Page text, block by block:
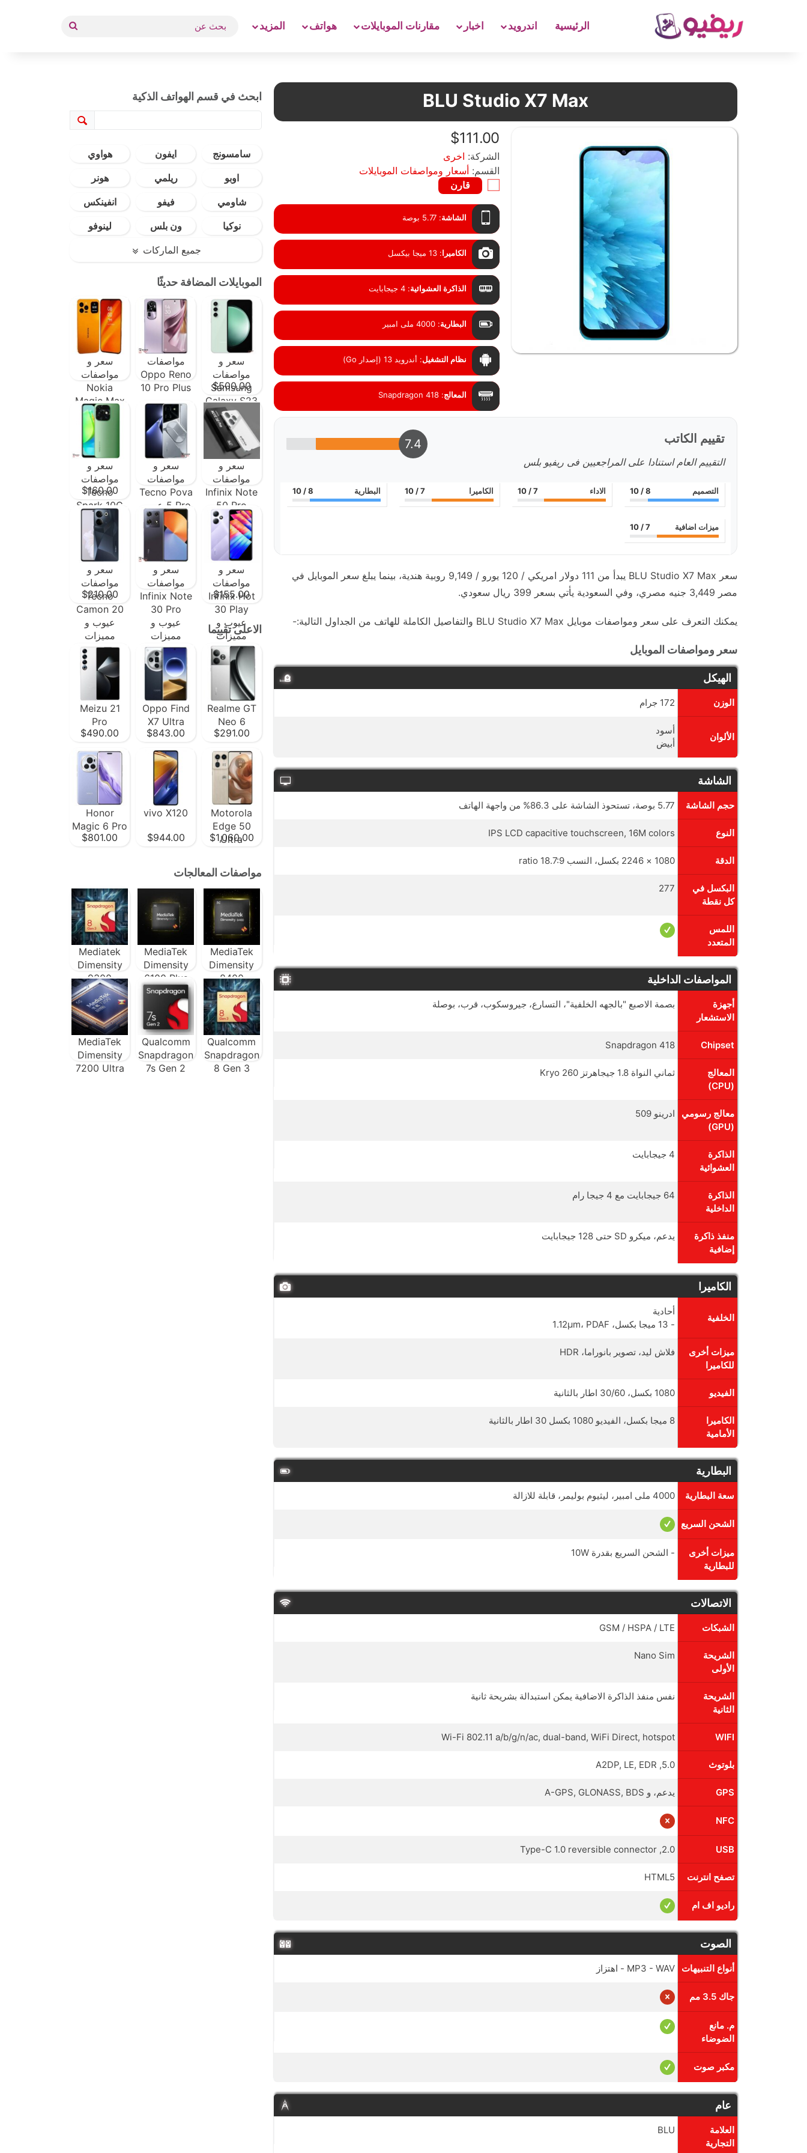
الرئيسية اندرويد اخبار مقارنات الموبايلات هواتف المزيد
بحث
BLU Studio X7 Max
$111.00
الشركة: اخرى
القسم: أسعار ومواصفات الموبايلات
قارن
الشاشة:5.77 بوصة
الكاميرا:13 ميجا بيكسل
الذاكرة العشوائية:4 جيجابايت
البطارية:4000 ملى امبير
نظام التشغيل: أندرويد 13 (إصدار Go)
المعالج:
Snapdragon 418
تقييم الكاتب
التقييم العام استنادا على المراجعيين فى ريفيو بلس
7.4
التصميم 8
/ 10 الاداء 7
/ 10 الكاميرا 7
/ 10 البطارية 8
/ 10
ميزات اضافية 7
/ 10
سعر BLU Studio X7 Max يبدأ من 111 دولار امريكي / 120 يورو / 9,149 روبية هندية، بينما يبلغ سعر الموبايل في
مصر 3,449 جنيه مصري، وفي السعودية يأتي بسعر 399 ريال سعودي.
يمكنك التعرف على سعر ومواصفات موبايل BLU Studio X7 Max والتفاصيل الكاملة للهاتف من الجداول التالية:-
سعر ومواصفات الموبايل
الهيكل
الوزن 172 جرام
الألوان
أسود
أبيض
الشاشة
حجم الشاشة 5.77 بوصة، تستحوذ الشاشة على 86.3% من واجهة الهاتف
النوع IPS LCD capacitive touchscreen, 16M colors
الدقة 1080 × 2246 بكسل، النسب 18.7:9 ratio
البكسل في
كل نقطة
277
اللمس
المتعدد
المواصفات الداخلية
أجهزة
الاستشعار
بصمة الاصبع "بالجهه الخلفية"، التسارع، جيروسكوب، قرب، بوصلة
Chipset
Snapdragon 418
المعالج
(CPU)
ثماني النواة 1.8 جيجاهرتز Kryo 260
معالج رسومي
(GPU)
ادرينو 509
الذاكرة
العشوائية
4 جيجابايت
الذاكرة
الداخلية
64 جيجابايت مع 4 جيجا رام
منفذ ذاكرة
إضافية
يدعم، ميكرو SD حتى 128 جيجابايت
الكاميرا
الخلفية
أحادية
- 13 ميجا بكسل، 1.12µm، PDAF
ميزات أخرى
للكاميرا
فلاش ليد، تصوير بانوراما، HDR
الفيديو 1080 بكسل، 30/60 اطار بالثانية
الكاميرا
الأمامية
8 ميجا بكسل، الفيديو 1080 بكسل 30 اطار بالثانية
البطارية
سعة البطارية 4000 ملى امبير، ليثيوم بوليمر، قابلة للازالة
الشحن السريع
ميزات أخرى
للبطارية
- الشحن السريع بقدرة 10W
الاتصالات
الشبكات GSM / HSPA / LTE
الشريحة
الأولى
Nano Sim
الشريحة
الثانية
نفس منفذ الذاكرة الاضافية يمكن استبدالة بشريحة ثانية
WIFI
Wi-Fi 802.11 a/b/g/n/ac, dual-band, WiFi Direct, hotspot
بلوتوث 5.0, A2DP, LE, EDR
GPS يدعم، و A-GPS, GLONASS, BDS
NFC
USB
2.0, Type-C 1.0 reversible connector
تصفح انترنت HTML5
راديو اف ام
الصوت
أنواع التنبيهات MP3 - WAV - اهتزاز
جاك 3.5 مم
م. مانع
الضوضاء
مكبر صوت
عام
العلامة
التجارية
BLU
ابحث في قسم الهواتف الذكية
سامسونج ايفون
هواوي
اوبو
ريلمي
هونر
شاومي
فيفو
انفينكس
نوكيا
ون بلس
لينوفو
جميع الماركات
الموبايلات المضافة حديثًا
سعر و
مواصفات
Samsung
Galaxy S23
FE ومميزات
وعيوب
$500.00
مواصفات
Oppo Reno
10 Pro Plus
سعر و
مواصفات
Nokia
Magic Max
عيوب و
مميزات
سعر و
مواصفات
Infinix Note
50 Pro
عيوب و
مميزات
سعر و
مواصفات
Tecno Pova
5 Pro عيوب
و مميزات
سعر و
مواصفات
Tecno
Spark 10C
عيوب و
مميزات
$160.00
سعر و
مواصفات
Infinix Hot
30 Play
عيوب و
مميزات
$155.00
سعر و
مواصفات
Infinix Note
30 Pro
عيوب و
مميزات
سعر و
مواصفات
Tecno
Camon 20
عيوب و
مميزات
$210.00
الاعلى تقييما
Realme GT
Neo 6
$291.00
Oppo Find
X7 Ultra
$843.00
Meizu 21
Pro
$490.00
Motorola
Edge 50
Ultra
$1,060.00
vivo X120
$944.00
Honor
Magic 6 Pro
$801.00
مواصفات المعالجات
MediaTek
Dimensity
8400
MediaTek
Dimensity
6100 Plus
Mediatek
Dimensity
9300
Qualcomm
Snapdragon
8 Gen 3
Qualcomm
Snapdragon
7s Gen 2
MediaTek
Dimensity
7200 Ultra